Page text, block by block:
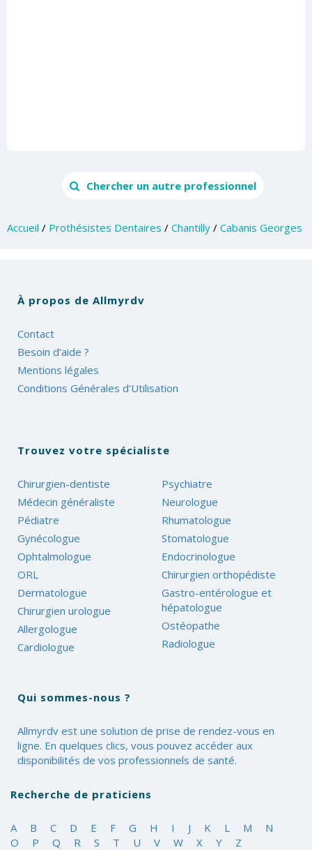
Chercher un autre professionnel
Accueil / Prothésistes Dentaires / Chantilly / Cabanis Georges
À propos de Allmyrdv
Contact
Besoin d’aide ?
Mentions légales
Conditions Générales d’Utilisation
Trouvez votre spécialiste
Chirurgien-dentiste
Médecin généraliste
Pédiatre
Gynécologue
Ophtalmologue
ORL
Dermatologue
Chirurgien urologue
Allergologue
Cardiologue
Psychiatre
Neurologue
Rhumatologue
Stomatologue
Endocrinologue
Chirurgien orthopédiste
Gastro-entérologue et
hépatologue
Ostéopathe
Radiologue
Qui sommes-nous ?
Allmyrdv est une solution de prise de rendez-vous en
ligne. En quelques clics, vous pouvez accéder aux
disponibilités de vos professionnels de santé.
Recherche de praticiens
A B C D E F G H I J K L M
N
O
P Q R S T U V W X Y Z